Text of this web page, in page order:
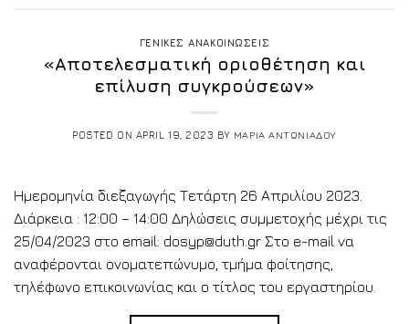
ΓΕΝΙΚΕΣ ΑΝΑΚΟΙΝΩΣΕΙΣ
«Αποτελεσματική οριοθέτηση και
επίλυση συγκρούσεων»
POSTED ON APRIL 19, 2023 BY ΜΑΡΙΑ ΑΝΤΩΝΙΑΔΟΥ
Ημερομηνία διεξαγωγής Τετάρτη 26 Απριλίου 2023.
Διάρκεια : 12:00 – 14:00 Δηλώσεις συμμετοχής μέχρι τις
25/04/2023 στο email: dosyp@duth.gr Στο e-mail να
αναφέρονται ονοματεπώνυμο, τμήμα φοίτησης,
τηλέφωνο επικοινωνίας και ο τίτλος του εργαστηρίου.